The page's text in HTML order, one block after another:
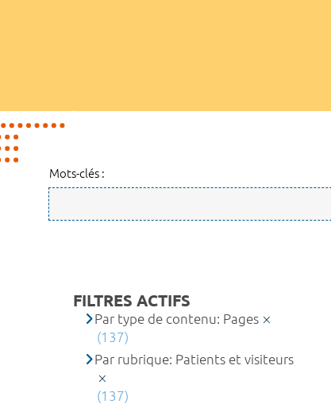
Mots-clés :
FILTRES ACTIFS
Par type de contenu: Pages
(137)
Par rubrique: Patients et visiteurs
(137)